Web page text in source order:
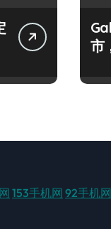
市
153手机网 92手机网